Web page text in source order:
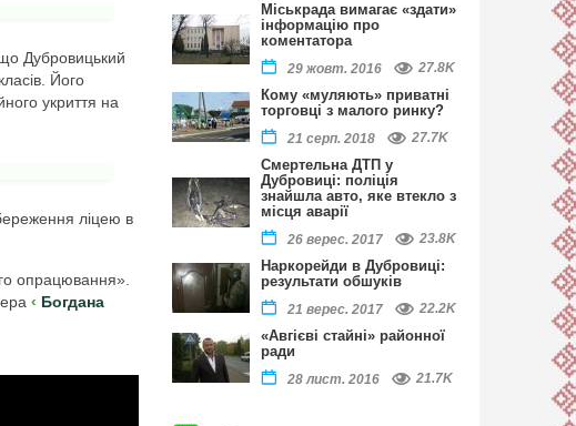
Дубровицький
Його
укриття на
ліцею в
опрацювання».
Богдана
Міськрада вимагає «здати»
інформацію про
коментатора
29 жовт. 2016 27.8K
Кому «муляють» приватні
торговці з малого ринку?
21 серп. 2018 27.7K
Смертельна ДТП у
Дубровиці: поліція
знайшла авто, яке втекло з
місця аварії
26 верес. 2017 23.8K
Наркорейди в Дубровиці:
результати обшуків
21 верес. 2017 22.2K
«Авгієві стайні» районної
ради
28 лист. 2016 21.7K